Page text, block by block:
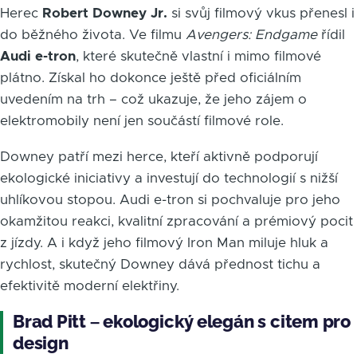
Herec Robert Downey Jr. si svůj filmový vkus přenesl i
do běžného života. Ve filmu Avengers: Endgameřídil
Audi e-tron, které skutečně vlastní i mimo filmové
plátno. Získal ho dokonce ještě před oficiálním
uvedením na trh – což ukazuje, že jeho zájem o
elektromobily není jen součástí filmové role.
Downey patří mezi herce, kteří aktivně podporují
ekologické iniciativy a investují do technologií s nižší
uhlíkovou stopou. Audi e-tron si pochvaluje pro jeho
okamžitou reakci, kvalitní zpracování a prémiový pocit
z jízdy. A i když jeho filmový Iron Man miluje hluk a
rychlost, skutečný Downey dává přednost tichu a
efektivitě moderní elektřiny.
Brad Pitt – ekologický elegán s citem pro
design